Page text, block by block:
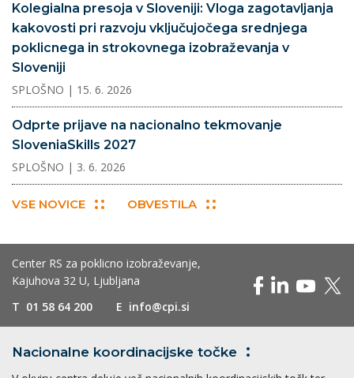
Kolegialna presoja v Sloveniji: Vloga zagotavljanja
kakovosti pri razvoju vključujočega srednjega
poklicnega in strokovnega izobraževanja v
Sloveniji
SPLOŠNO | 15. 6. 2026
Odprte prijave na nacionalno tekmovanje
SloveniaSkills 2027
SPLOŠNO | 3. 6. 2026
VSE NOVICE OBVESTILA
Center RS za poklicno izobraževanje,
Kajuhova 32 U, Ljubljana
T 01 58 64 200 E info@cpi.si
Nacionalne koordinacijske točke